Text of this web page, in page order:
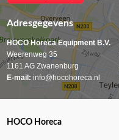
Adresgegevens
HOCO Horeca Equipment B.V.
Weerenweg 35
1161 AG Zwanenburg
E-mail: info@hocohoreca.nl
HOCO Horeca